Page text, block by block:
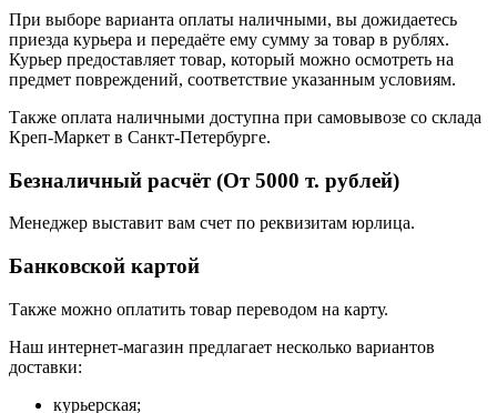
При выборе варианта оплаты наличными, вы дожидаетесь
приезда курьера и передаёте ему сумму за товар в рублях.
Курьер предоставляет товар, который можно осмотреть на
предмет повреждений, соответствие указанным условиям.
Также оплата наличными доступна при самовывозе со склада
Креп-Маркет в Санкт-Петербурге.
Безналичный расчёт (От 5000 т. рублей)
Менеджер выставит вам счет по реквизитам юрлица.
Банковской картой
Также можно оплатить товар переводом на карту.
Наш интернет-магазин предлагает несколько вариантов
доставки:
курьерская;